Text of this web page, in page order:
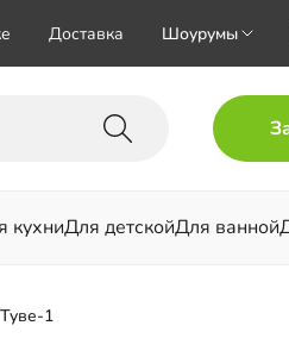
Доставка Шоурумы
кухниДля детскойДля ванной
Туве-1